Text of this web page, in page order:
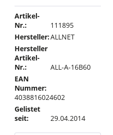
Artikel-
Nr.:
111895
Hersteller:ALLNET
Hersteller
Artikel-
Nr.:
ALL-A-16B60
EAN
Nummer:
4038816024602
Gelistet
seit:
29.04.2014